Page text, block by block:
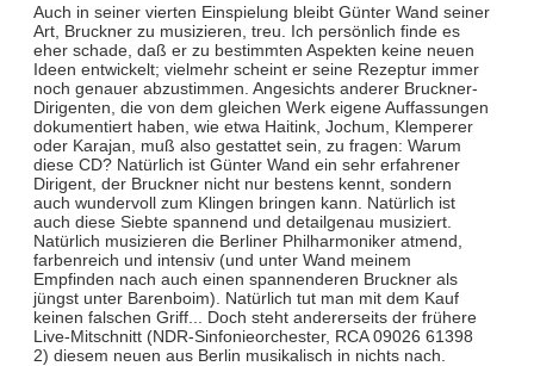
Auch in seiner vierten Einspielung bleibt Günter Wand seiner
Art, Bruckner zu musizieren, treu. Ich persönlich finde es
eher schade, daß er zu bestimmten Aspekten keine neuen
Ideen entwickelt; vielmehr scheint er seine Rezeptur immer
noch genauer abzustimmen. Angesichts anderer Bruckner-
Dirigenten, die von dem gleichen Werk eigene Auffassungen
dokumentiert haben, wie etwa Haitink, Jochum, Klemperer
oder Karajan, muß also gestattet sein, zu fragen: Warum
diese CD? Natürlich ist Günter Wand ein sehr erfahrener
Dirigent, der Bruckner nicht nur bestens kennt, sondern
auch wundervoll zum Klingen bringen kann. Natürlich ist
auch diese Siebte spannend und detailgenau musiziert.
Natürlich musizieren die Berliner Philharmoniker atmend,
farbenreich und intensiv (und unter Wand meinem
Empfinden nach auch einen spannenderen Bruckner als
jüngst unter Barenboim). Natürlich tut man mit dem Kauf
keinen falschen Griff... Doch steht andererseits der frühere
Live-Mitschnitt (NDR-Sinfonieorchester, RCA 09026 61398
2) diesem neuen aus Berlin musikalisch in nichts nach.